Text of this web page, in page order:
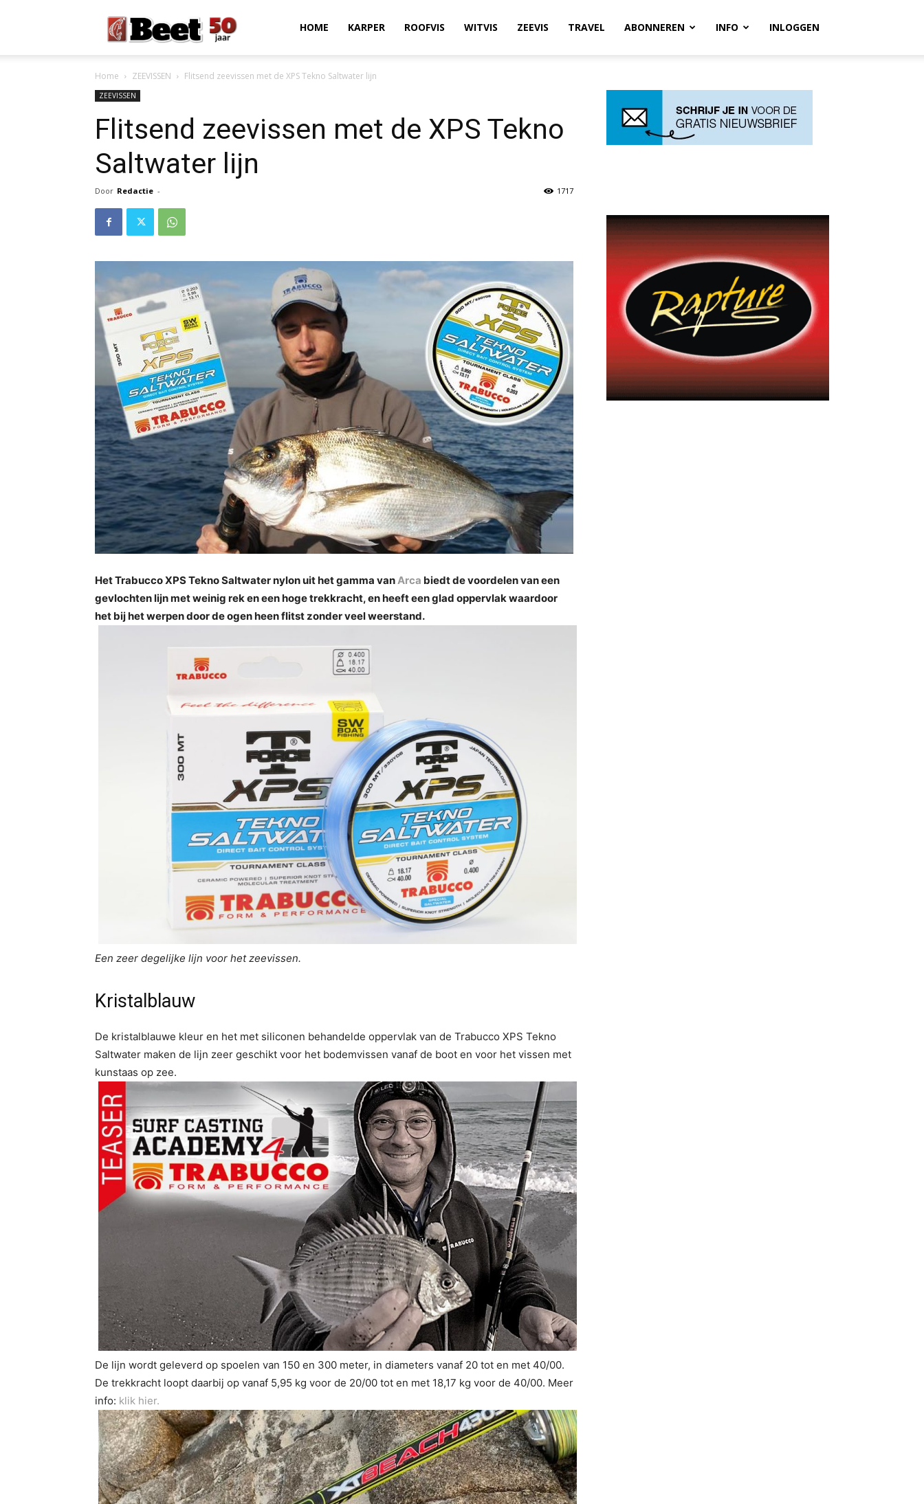
Magazine
HOME KARPER ROOFVIS WITVIS ZEEVIS TRAVEL ABONNEREN INFO INLOGGEN
Home ZEEVISSEN Flitsend zeevissen met de XPS Tekno Saltwater lijn
ZEEVISSEN
Flitsend zeevissen met de XPS Tekno
Saltwater lijn
Door Redactie - 1717
Het Trabucco XPS Tekno Saltwater nylon uit het gamma vanArca biedt de voordelen van een
gevlochten lijn met weinig rek en een hoge trekkracht, en heeft een glad oppervlak waardoor
het bij het werpen door de ogen heen flitst zonder veel weerstand.
Een zeer degelijke lijn voor het zeevissen.
Kristalblauw
De kristalblauwe kleur en het met siliconen behandelde oppervlak van de Trabucco XPS Tekno
Saltwater maken de lijn zeer geschikt voor het bodemvissen vanaf de boot en voor het vissen met
kunstaas op zee.
De lijn wordt geleverd op spoelen van 150 en 300 meter, in diameters vanaf 20 tot en met 40/00.
De trekkracht loopt daarbij op vanaf 5,95 kg voor de 20/00 tot en met 18,17 kg voor de 40/00. Meer
info: klik hier.